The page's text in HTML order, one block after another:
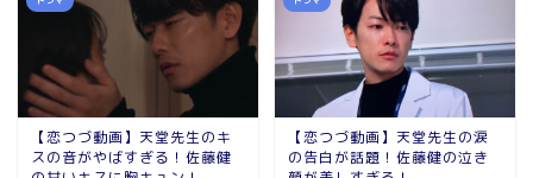
【恋つづ動画】天堂先生のキ
スの音がやばすぎる！佐藤健
【恋つづ動画】天堂先生の涙
の告白が話題！佐藤健の泣き